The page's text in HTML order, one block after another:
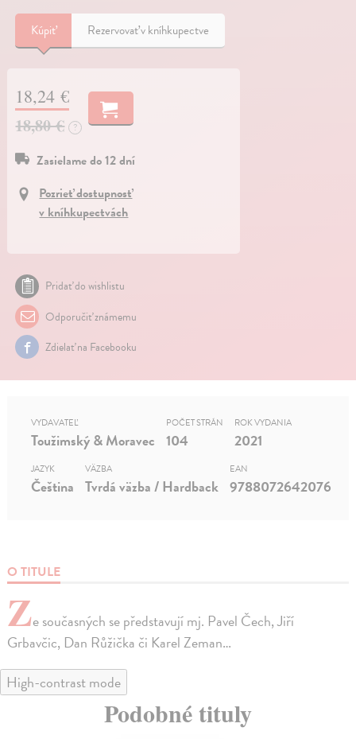
Kúpiť Rezervovať v kníhkupectve
18,24 €
18,80 €
?
Zasielame do 12 dní
Pozrieť dostupnosť
v kníhkupectvách
Pridať do wishlistu
Odporučiť známemu
Zdielať na Facebooku
O TITULE
Ze současných se představují mj. Pavel Čech, Jiří
Grbavčic, Dan Růžička či Karel Zeman…
VYDAVATEĽ
Toužimský & Moravec
POČET STRÁN
104
ROK VYDANIA
2021
JAZYK
Čeština
VÄZBA
Tvrdá väzba / Hardback
EAN
9788072642076
High-contrast mode
Podobné tituly